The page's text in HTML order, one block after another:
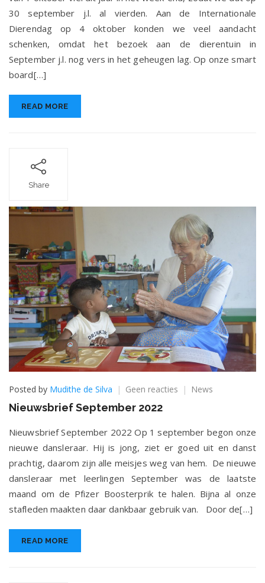
30 september j.l. al vierden. Aan de Internationale
Dierendag op 4 oktober konden we veel aandacht
schenken, omdat het bezoek aan de dierentuin in
September j.l. nog vers in het geheugen lag. Op onze smart
board[…]
READ MORE
Share
Posted by Mudithe de Silva Geen reacties op
News
Nieuwsbrief September 2022
Nieuwsbrief September 2022 Op 1 september begon onze
nieuwe dansleraar. Hij is jong, ziet er goed uit en danst
prachtig, daarom zijn alle meisjes weg van hem. De nieuwe
dansleraar met leerlingen September was de laatste
maand om de Pfizer Boosterprik te halen. Bijna al onze
stafleden maakten daar dankbaar gebruik van. Door de[…]
READ MORE